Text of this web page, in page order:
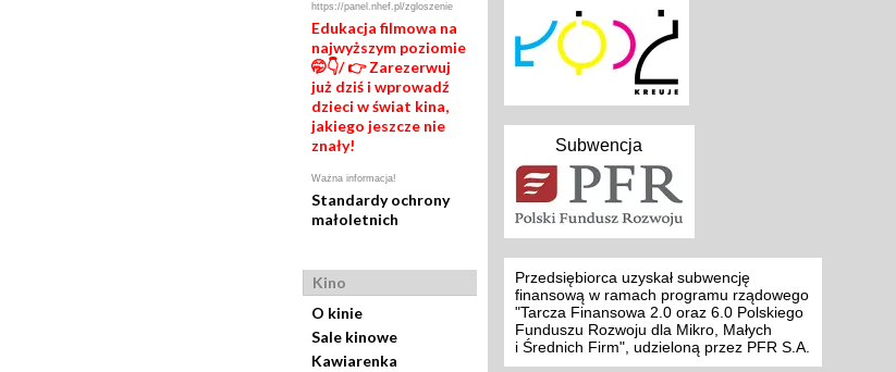
https://panel.nhef.pl/zgloszenie
Edukacja filmowa na
najwyższym poziomie
🤭👇/ 👉 Zarezerwuj
już dziś i wprowadź
dzieci w świat kina,
jakiego jeszcze nie
znały!
Ważna informacja!
Standardy ochrony
małoletnich
Kino
O kinie
Sale kinowe
Kawiarenka
Subwencja
Przedsiębiorca uzyskał subwencję
finansową w ramach programu rządowego
"Tarcza Finansowa 2.0 oraz 6.0 Polskiego
Funduszu Rozwoju dla Mikro, Małych
i Średnich Firm", udzieloną przez PFR S.A.